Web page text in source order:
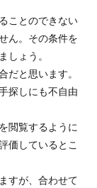
ことのできない
ん。その条件を
しょう。
だと思います。
探しにも不自由
閲覧するように
価しているとこ
すが、合わせて